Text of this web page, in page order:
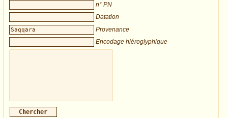
n° PN
Datation
Provenance
Encodage hiéroglyphique